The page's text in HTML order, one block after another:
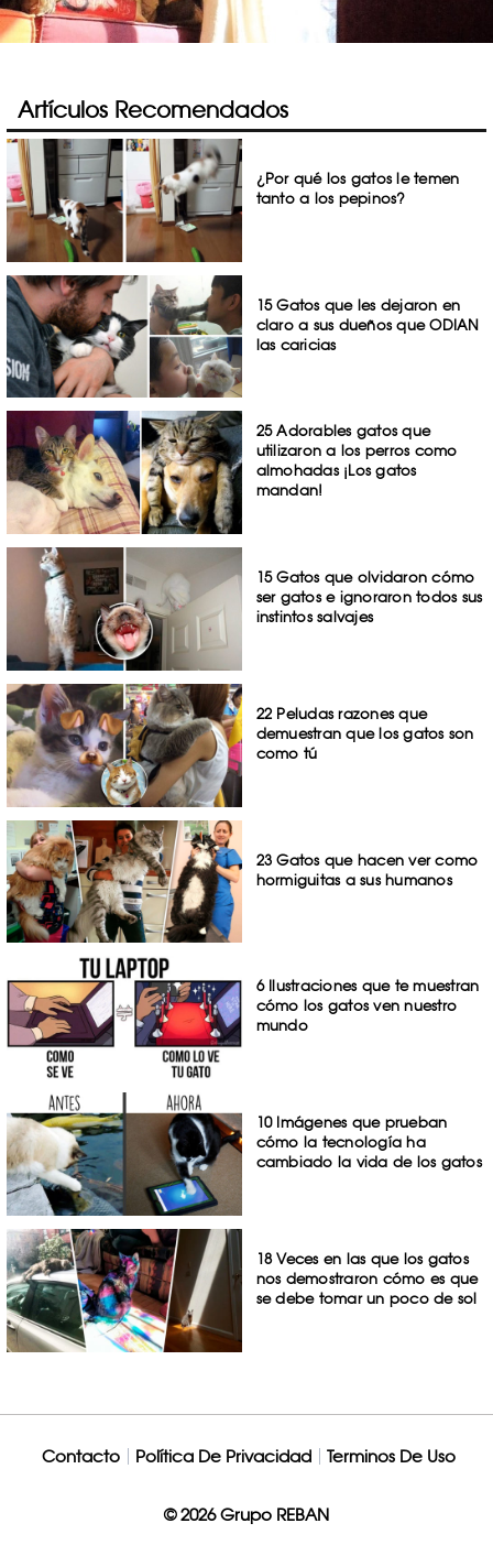
Artículos Recomendados
¿Por qué los gatos le temen
tanto a los pepinos?
15 Gatos que les dejaron en
claro a sus dueños que ODIAN
las caricias
25 Adorables gatos que
utilizaron a los perros como
almohadas ¡Los gatos
mandan!
15 Gatos que olvidaron cómo
ser gatos e ignoraron todos sus
instintos salvajes
22 Peludas razones que
demuestran que los gatos son
como tú
23 Gatos que hacen ver como
hormiguitas a sus humanos
6 Ilustraciones que te muestran
cómo los gatos ven nuestro
mundo
10 Imágenes que prueban
cómo la tecnología ha
cambiado la vida de los gatos
18 Veces en las que los gatos
nos demostraron cómo es que
se debe tomar un poco de sol
Contacto Política De Privacidad Terminos De Uso
© 2026 Grupo REBAN